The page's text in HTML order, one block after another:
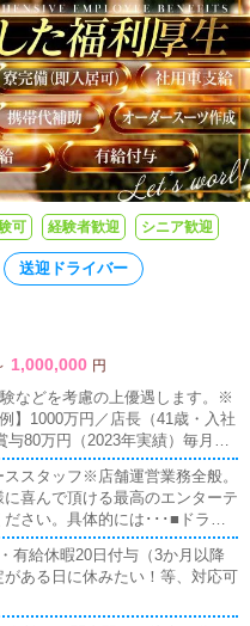
可 経験者歓迎 シニア歓迎
送迎ドライバー
1,000,000 円
などを考慮の上優遇します。※
】1000万円／店長（41歳・入社
与80万円（2023年実績）毎月の
スタッフ※店舗運営業務全般。
喜んで頂ける最高のエンターテ
さい。具体的には･･･■ドライ
手席に先輩を乗せて一緒に走り
えましょう♪■WEB更新業務…ヘ
サイトの更新業務を行っていた
テムを使うので未経験の方でも
有給休暇20日付与（3か月以降
ある日に休みたい！等、対応可